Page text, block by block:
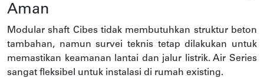
Aman
Modular shaft Cibes tidak membutuhkan struktur beton
tambahan, namun survei teknis tetap dilakukan untuk
memastikan keamanan lantai dan jalur listrik. Air Series
sangat fleksibel untuk instalasi di rumah existing.